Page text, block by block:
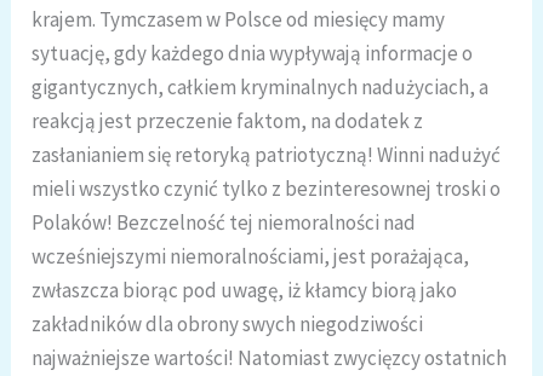
krajem. Tymczasem w Polsce od miesięcy mamy
sytuację, gdy każdego dnia wypływają informacje o
gigantycznych, całkiem kryminalnych nadużyciach, a
reakcją jest przeczenie faktom, na dodatek z
zasłanianiem się retoryką patriotyczną! Winni nadużyć
mieli wszystko czynić tylko z bezinteresownej troski o
Polaków! Bezczelność tej niemoralności nad
wcześniejszymi niemoralnościami, jest porażająca,
zwłaszcza biorąc pod uwagę, iż kłamcy biorą jako
zakładników dla obrony swych niegodziwości
najważniejsze wartości! Natomiast zwycięzcy ostatnich